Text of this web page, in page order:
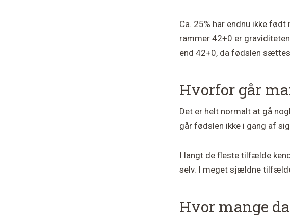
Ca. 25% har endnu ikke
rammer 42+0 er
end 42+0, da fødslen
Hvorfor går
Det er helt normalt at gå
går fødslen ikke i gang af
I langt de fleste tilfælde
selv. I meget sjældne
Hvor mange